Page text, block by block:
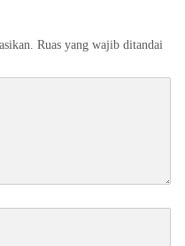
Ruas yang wajib ditandai